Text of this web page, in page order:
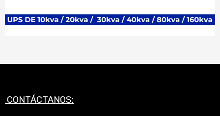
CONTÁCTANOS: